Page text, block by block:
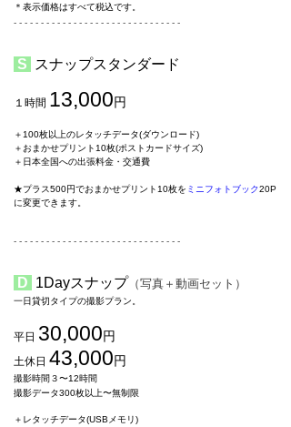
＊ 表示価格はすべて税込です
​- - - - - - - - - - - - - - - - - - - - - - - - - - - - - - -
S スナップスタンダード
１時間 13,000円
＋100枚以上のレタッチデータ(ダウンロード)
＋ おまかせプリント10枚(ポストカードサイズ)
＋日本全国への出張料金・交通費
★プラス500円でおまかせプリント10枚を ミニフォトブック20P
に変更できます。
​- - - - - - - - - - - - - - - - - - - - - - - - - - - - - - -
D 1Dayスナップ （写真＋動画セット）
一日貸切タイプの撮影プラン。
平日 30,000円
土休日 43,000円
撮影時間３〜12時間
撮影データ300枚以上〜無制限
＋レタッチデータ(USBメモリ)